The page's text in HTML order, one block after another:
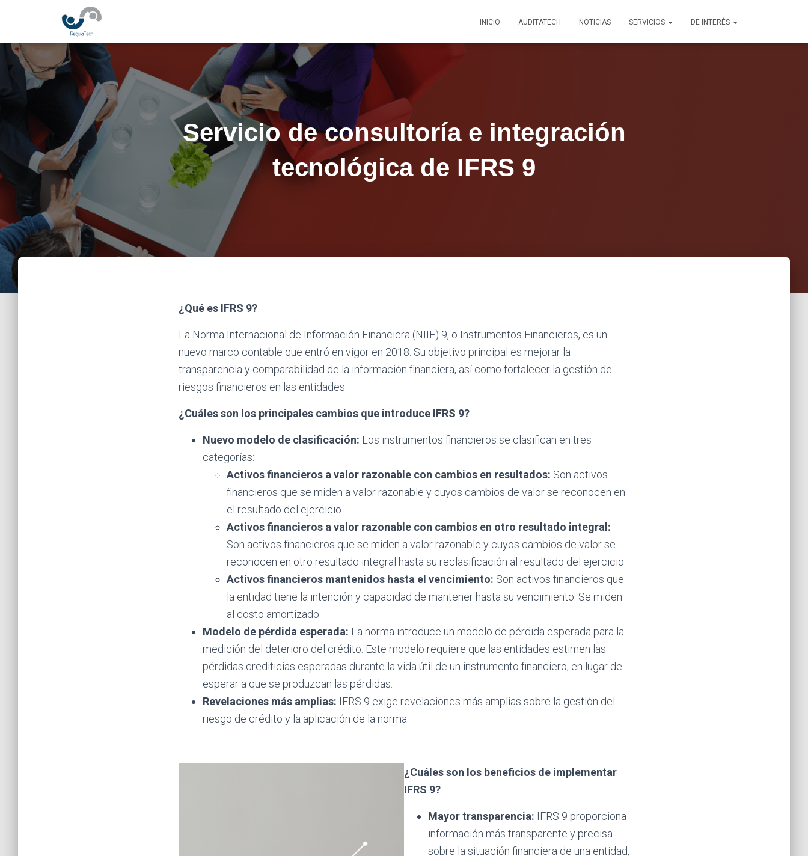
INICIO AUDITATECH NOTICIAS SERVICIOS DE INTERÉS
Servicio de consultoría e integración
tecnológica de IFRS 9
¿Qué es IFRS 9?
La Norma Internacional de Información Financiera (NIIF) 9, o Instrumentos Financieros, es un
nuevo marco contable que entró en vigor en 2018. Su objetivo principal es mejorar la
transparencia y comparabilidad de la información financiera, así como fortalecer la gestión de
riesgos financieros en las entidades.
¿Cuáles son los principales cambios que introduce IFRS 9?
Nuevo modelo de clasificación: Los instrumentos financieros se clasifican en tres
categorías:
Activos financieros a valor razonable con cambios en resultados: Son activos
financieros que se miden a valor razonable y cuyos cambios de valor se reconocen en
el resultado del ejercicio.
Activos financieros a valor razonable con cambios en otro resultado integral:
Son activos financieros que se miden a valor razonable y cuyos cambios de valor se
reconocen en otro resultado integral hasta su reclasificación al resultado del ejercicio.
Activos financieros mantenidos hasta el vencimiento: Son activos financieros que
la entidad tiene la intención y capacidad de mantener hasta su vencimiento. Se miden
al costo amortizado.
Modelo de pérdida esperada: La norma introduce un modelo de pérdida esperada para la
medición del deterioro del crédito. Este modelo requiere que las entidades estimen las
pérdidas crediticias esperadas durante la vida útil de un instrumento financiero, en lugar de
esperar a que se produzcan las pérdidas.
Revelaciones más amplias: IFRS 9 exige revelaciones más amplias sobre la gestión del
riesgo de crédito y la aplicación de la norma.
¿Cuáles son los beneficios de implementar
IFRS 9?
Mayor transparencia: IFRS 9 proporciona
información más transparente y precisa
sobre la situación financiera de una entidad,